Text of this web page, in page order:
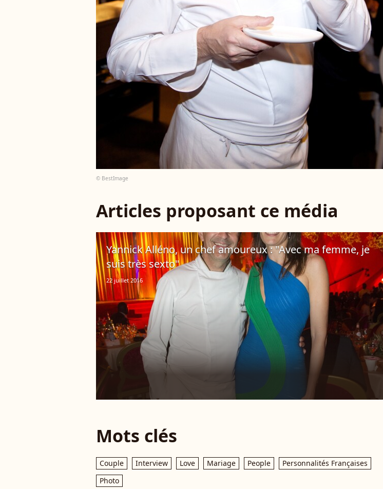
© BestImage
Articles proposant ce média
Yannick Alléno, un chef amoureux : "Avec ma femme, je
suis très sexto"
22 juillet 2016
Mots clés
Couple Interview Love Mariage People
Personnalités Françaises
Photo